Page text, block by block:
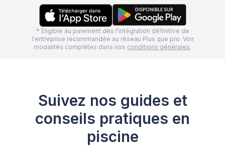
* Eligible au paiement dès l'intégration définitive de
l'entreprise recommandée au réseau Plus que pro. Voir
modalités complètes dans nos conditions générales.
Suivez nos guides et
conseils pratiques en
piscine